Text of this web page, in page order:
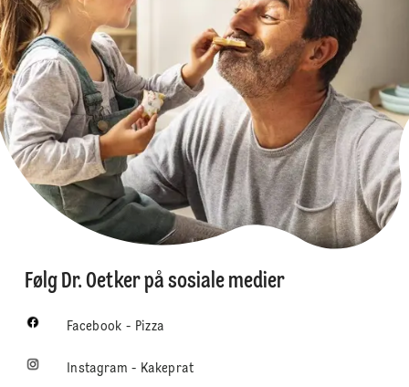
Følg Dr. Oetker på sosiale medier
Facebook - Pizza
Instagram - Kakeprat